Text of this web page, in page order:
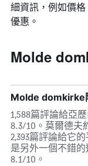
細資訊，例如價
優惠。
Molde
Molde domkirke
1,588篇評論給亞
8.3/10。莫爾德夫
2,393篇評論給它
是另外一個不錯的
8.1/10。